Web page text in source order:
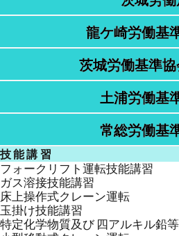
龍ケ崎労働基
茨城労働基準
土浦労働基
常総労働基
技能講習
フォークリフト運転技能講習
ガス溶接技能講習
床上操作式クレーン運転
玉掛け技能講習
特定化学物質及び 四アルキル鉛